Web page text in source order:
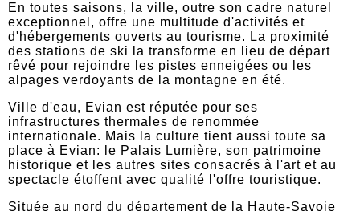
En toutes saisons, la ville, outre son cadre naturel
exceptionnel, offre une multitude d'activités et
d'hébergements ouverts au tourisme. La proximité
des stations de ski la transforme en lieu de départ
rêvé pour rejoindre les pistes enneigées ou les
alpages verdoyants de la montagne en été.
Ville d'eau, Evian est réputée pour ses
infrastructures thermales de renommée
internationale. Mais la culture tient aussi toute sa
place à Evian: le Palais Lumière, son patrimoine
historique et les autres sites consacrés à l'art et au
spectacle étoffent avec qualité l'offre touristique.
Située au nord du département de la Haute-Savoie